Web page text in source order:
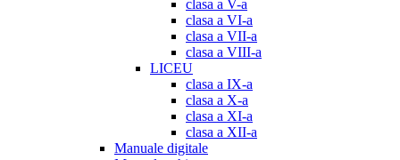
clasa a V-a
clasa a VI-a
clasa a VII-a
clasa a VIII-a
LICEU
clasa a IX-a
clasa a X-a
clasa a XI-a
clasa a XII-a
Manuale digitale